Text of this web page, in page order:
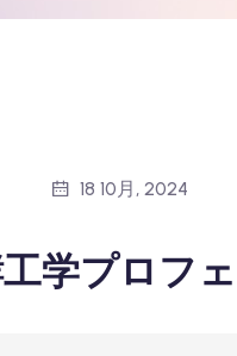
18 10月, 2024
学プロフ